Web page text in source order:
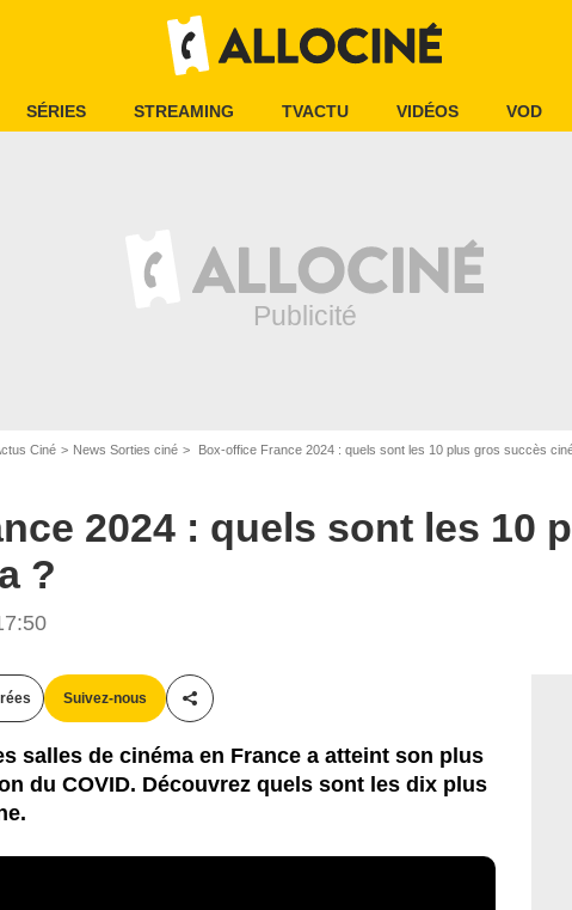
SÉRIES STREAMING TVACTU VIDÉOS VOD
Ciné News Sorties ciné Box-office France 2024 : quels sont les 10 plus gros succès
2024 : quels sont les 10
?
Suivez-nous
Partager cet article
salles de cinéma en France a atteint son plus
du COVID. Découvrez quels sont les dix plus